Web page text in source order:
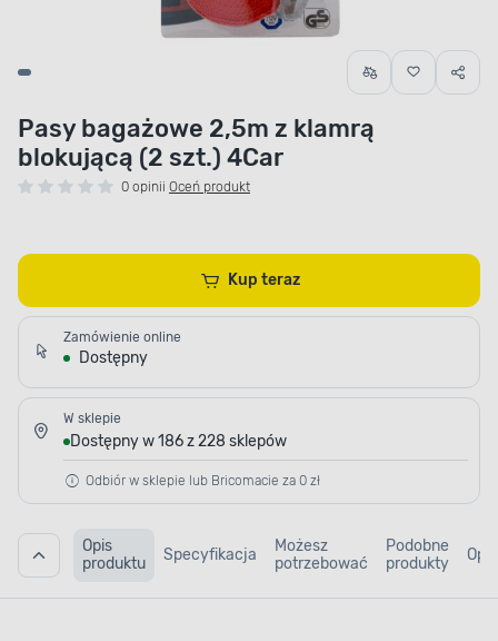
Pasy bagażowe 2,5m z klamrą
blokującą (2 szt.) 4Car
0 opinii Oceń produkt
Kup teraz
Zamówienie online
Dostępny
W sklepie
Dostępny w 186 z 228 sklepów
Odbiór w sklepie lub Bricomacie za 0 zł
Opis
produktu
Specyfikacja
Możesz
potrzebować
Podobne
produkty